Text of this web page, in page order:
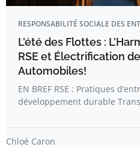
RESPONSABILITÉ SOCIALE DES
L’été des Flottes :
RSE et Électrification
Automobiles!
EN BREF RSE : Pratiques
développement durable
Chloé Caron